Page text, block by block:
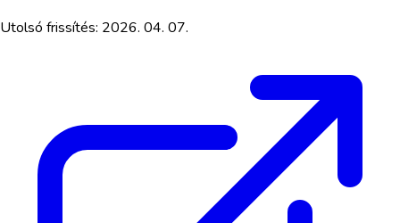
Utolsó frissítés: 2026. 04. 07.